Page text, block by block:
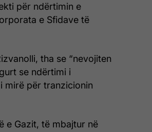
për ndërtimin e
e Sfidave të
tha se “nevojiten
se ndërtimi i
mirë për tranzicionin
e Gazit, të mbajtur në